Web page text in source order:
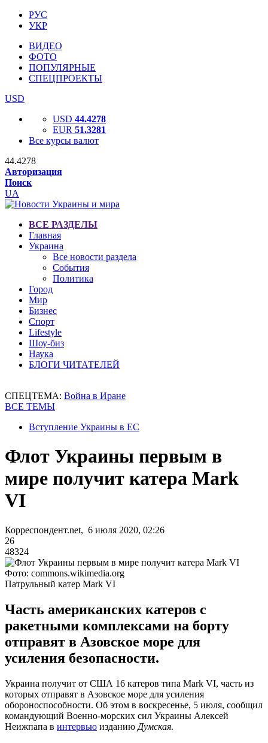
РУС
УКР
ВИДЕО
ФОТО
ПОПУЛЯРНЫЕ
СПЕЦПРОЕКТЫ
USD
USD 44.4278
EUR 51.3281
Все курсы валют
44.4278
Авторизация
Поиск
UA
ВСЕ РАЗДЕЛЫ
Главная
Украина
Все новости раздела
События
Политика
Город
Мир
Бизнес
Спорт
Lifestyle
Шоу-биз
Наука
БЛОГИ ЧИТАТЕЛЕЙ
СПЕЦТЕМА: Война в Иране
ВСЕ ТЕМЫ
Вступление Украины в ЕС
Флот Украины первым в
мире получит катера Mark
VI
Корреспондент.net, 6 июля 2020, 02:26
26
48324
Фото: commons.wikimedia.org
Патрульный катер Mark VI
Часть американских катеров с
ракетными комплексами на борту
отправят в Азовское море для
усиления безопасности.
Украина получит от США 16 катеров типа Mark VI, часть из
которых отправят в Азовское море для усиления
обороноспособности. Об этом в воскресенье, 5 июля, сообщил
командующий Военно-морских сил Украины Алексей
Неижпапа в интервью изданию Думская.